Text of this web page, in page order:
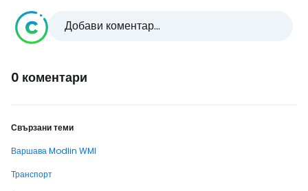
Добави коментар...
0 коментари
Свързани теми
Варшава Modlin WMI
Транспорт